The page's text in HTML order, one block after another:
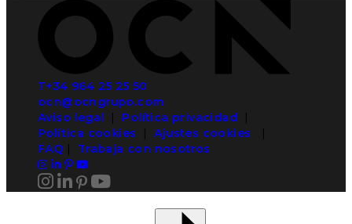
T+34 964 25 25 50
ocn@ocngrupo.com
Aviso legal
Política privacidad
Política cookies |Ajustes cookies
FAQ
Trabaja con nosotros